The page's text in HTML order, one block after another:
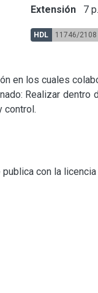
Extensión 7 p.
HDL 11746/2108
en los cuales
Realizar dentro
control.
publica con la